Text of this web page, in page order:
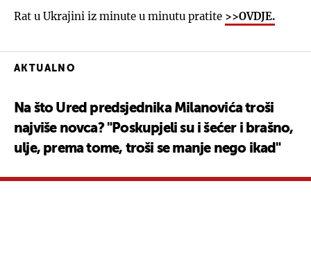
Rat u Ukrajini iz minute u minutu pratite >>OVDJE.
AKTUALNO
Na što Ured predsjednika Milanovića troši
najviše novca? "Poskupjeli su i šećer i brašno,
ulje, prema tome, troši se manje nego ikad"